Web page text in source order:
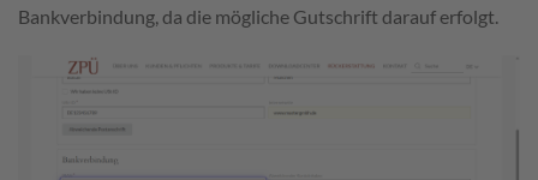
Bankverbindung, da die mögliche Gutschrift darauf erfolgt.